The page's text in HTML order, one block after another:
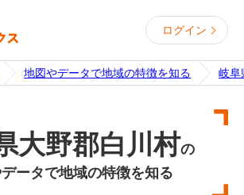
ログイン
地図やデータで地域の特徴を知る 岐阜
大野郡白川村の
ータで地域の特徴を知る